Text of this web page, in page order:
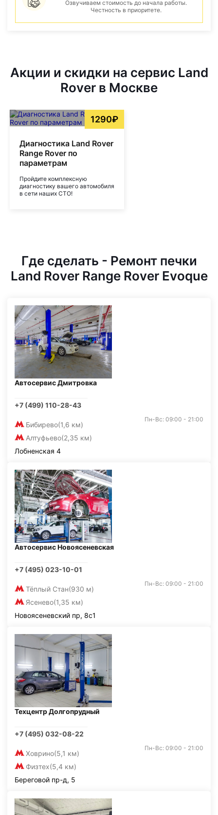
Озвучиваем стоимость до начала работы.
Честность в приоритете.
Акции и скидки на сервис Land
Rover в Москве
1290₽
Диагностика Land Rover
Range Rover по
параметрам
Пройдите комплексную
диагностику вашего автомобиля
в сети наших СТО!
Где сделать - Ремонт печки
Land Rover Range Rover Evoque
Автосервис Дмитровка
+7 (499) 110-28-43
Бибирево(1,6 км)
Алтуфьево(2,35 км)
Пн-Вс: 09:00 - 21:00
Лобненская 4
Автосервис Новоясеневская
+7 (495) 023-10-01
Тёплый Стан(930 м)
Ясенево(1,35 км)
Пн-Вс: 09:00 - 21:00
Новоясеневский пр, 8с1
Техцентр Долгопрудный
+7 (495) 032-08-22
Ховрино(5,1 км)
Физтех(5,4 км)
Пн-Вс: 09:00 - 21:00
Береговой пр-д, 5